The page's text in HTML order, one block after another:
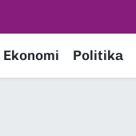
Ekonomi Politika